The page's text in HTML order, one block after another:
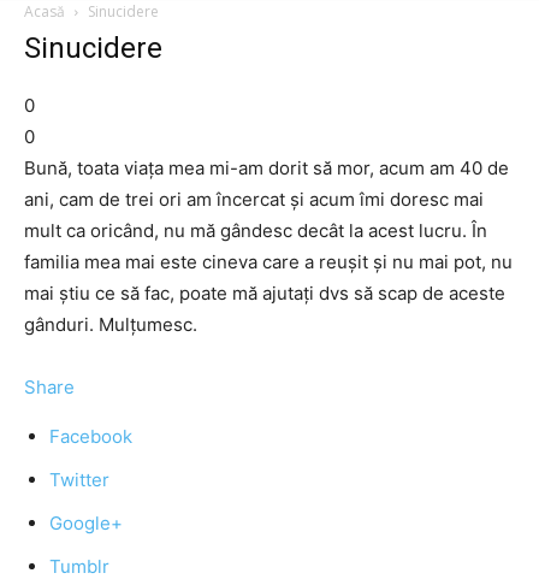
Acasă
Sinucidere
Sinucidere
0
0
Bună, toata viaţa mea mi-am dorit să mor, acum am 40 de
ani, cam de trei ori am încercat şi acum îmi doresc mai
mult ca oricând, nu mă gândesc decât la acest lucru. În
familia mea mai este cineva care a reuşit şi nu mai pot, nu
mai ştiu ce să fac, poate mă ajutaţi dvs să scap de aceste
gânduri. Mulţumesc.
Share
Facebook
Twitter
Google+
Tumblr